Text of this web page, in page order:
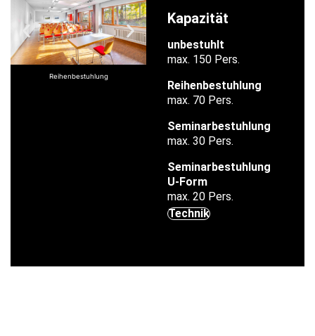
Kapazität
unbestuhlt
max. 150 Pers.
Reihenbestuhlung
max. 70 Pers.
Seminarbestuhlung
max. 30 Pers.
Seminarbestuhlung
U-Form
max. 20 Pers.
Technik
Reihenbestuhlung